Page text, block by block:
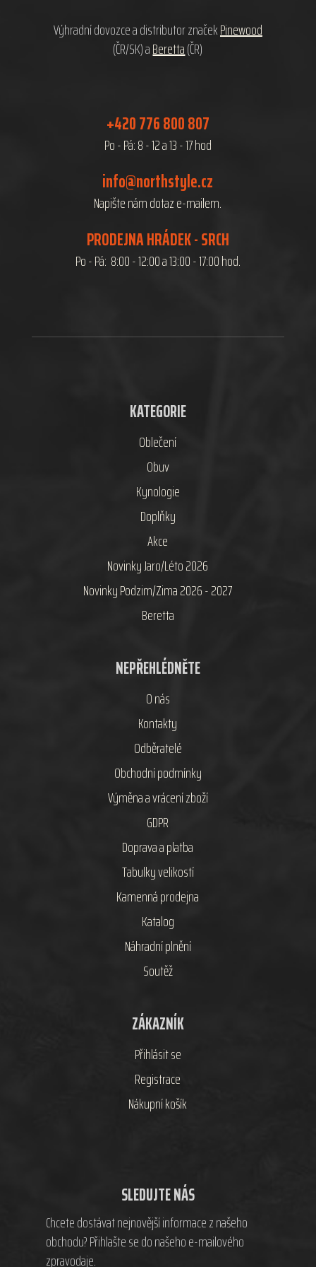
Výhradní dovozce a distributor značekPinewood
(ČR/SK) aBeretta(ČR)
+420 776 800 807
Po - Pá: 8 - 12 a 13 - 17 hod
info@northstyle.cz
Napište nám dotaz e-mailem.
PRODEJNA HRÁDEK - SRCH
Po - Pá: 8:00 - 12:00 a 13:00 - 17:00 hod.
KATEGORIE
Oblečení
Obuv
Kynologie
Doplňky
Akce
Novinky Jaro/Léto 2026
Novinky Podzim/Zima 2026 - 2027
Beretta
NEPŘEHLÉDNĚTE
O nás
Kontakty
Odběratelé
Obchodní podmínky
Výměna a vrácení zboží
GDPR
Doprava a platba
Tabulky velikostí
Kamenná prodejna
Katalog
Náhradní plnění
Soutěž
ZÁKAZNÍK
Přihlásit se
Registrace
Nákupní košík
SLEDUJTE NÁS
Chcete dostávat nejnovější informace z našeho
obchodu? Přihlašte se do našeho e-mailového
zpravodaje.